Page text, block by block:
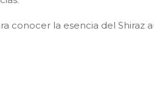
conocer la esencia del Shiraz